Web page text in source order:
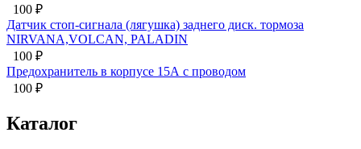
100 ₽
Датчик стоп-сигнала (лягушка) заднего диск. тормоза
NIRVANA,VOLCAN, PALADIN
100 ₽
Предохранитель в корпусе 15А с проводом
100 ₽
Каталог